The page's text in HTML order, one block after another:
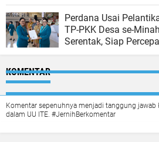
Perdana Usai
TP-PKK Desa se-
Serentak, Siap
KOMENTAR
Komentar sepenuhnya menjadi tanggung
dalam UU ITE. #JernihBerkomentar